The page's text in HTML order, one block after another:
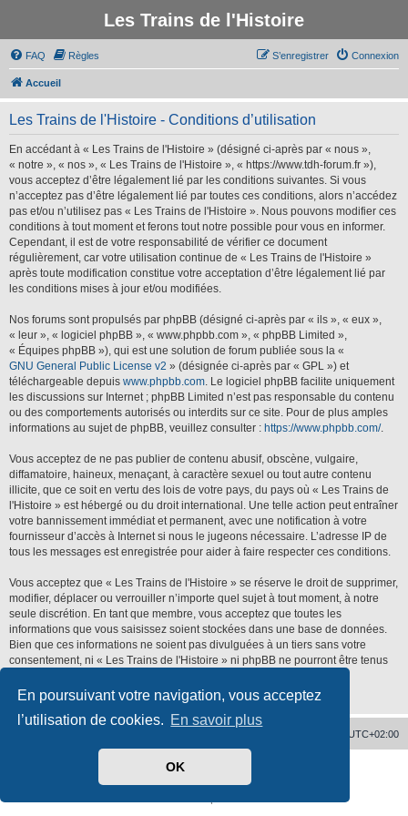
En poursuivant votre navigation, vous acceptez
l’utilisation de cookies. En savoir plus
OK
Les Trains de l'Histoire
FAQ Règles Connexion
S’enregistrer
Accueil
Les Trains de l'Histoire - Conditions d’utilisation
En accédant à « Les Trains de l'Histoire » (désigné ci-après par « nous »,
« notre », « nos », « Les Trains de l'Histoire », « https://www.tdh-forum.fr »),
vous acceptez d’être légalement lié par les conditions suivantes. Si vous
n’acceptez pas d’être légalement lié par toutes ces conditions, alors n’accédez
pas et/ou n’utilisez pas « Les Trains de l'Histoire ». Nous pouvons modifier ces
conditions à tout moment et ferons tout notre possible pour vous en informer.
Cependant, il est de votre responsabilité de vérifier ce document
régulièrement, car votre utilisation continue de « Les Trains de l'Histoire »
après toute modification constitue votre acceptation d’être légalement lié par
les conditions mises à jour et/ou modifiées.
Nos forums sont propulsés par phpBB (désigné ci-après par « ils », « eux »,
« leur », « logiciel phpBB », « www.phpbb.com », « phpBB Limited »,
« Équipes phpBB »), qui est une solution de forum publiée sous la «
GNU General Public License v2 » (désignée ci-après par « GPL ») et
téléchargeable depuis www.phpbb.com. Le logiciel phpBB facilite uniquement
les discussions sur Internet ; phpBB Limited n’est pas responsable du contenu
ou des comportements autorisés ou interdits sur ce site. Pour de plus amples
informations au sujet de phpBB, veuillez consulter : https://www.phpbb.com/.
Vous acceptez de ne pas publier de contenu abusif, obscène, vulgaire,
diffamatoire, haineux, menaçant, à caractère sexuel ou tout autre contenu
illicite, que ce soit en vertu des lois de votre pays, du pays où « Les Trains de
l'Histoire » est hébergé ou du droit international. Une telle action peut entraîner
votre bannissement immédiat et permanent, avec une notification à votre
fournisseur d’accès à Internet si nous le jugeons nécessaire. L’adresse IP de
tous les messages est enregistrée pour aider à faire respecter ces conditions.
Vous acceptez que « Les Trains de l'Histoire » se réserve le droit de supprimer,
modifier, déplacer ou verrouiller n’importe quel sujet à tout moment, à notre
seule discrétion. En tant que membre, vous acceptez que toutes les
informations que vous saisissez soient stockées dans une base de données.
Bien que ces informations ne soient pas divulguées à un tiers sans votre
consentement, ni « Les Trains de l'Histoire » ni phpBB ne pourront être tenus
compromission des données.
UTC+02:00
phpBB ® Forum Software © phpBB Limited
phpBB-fr.com